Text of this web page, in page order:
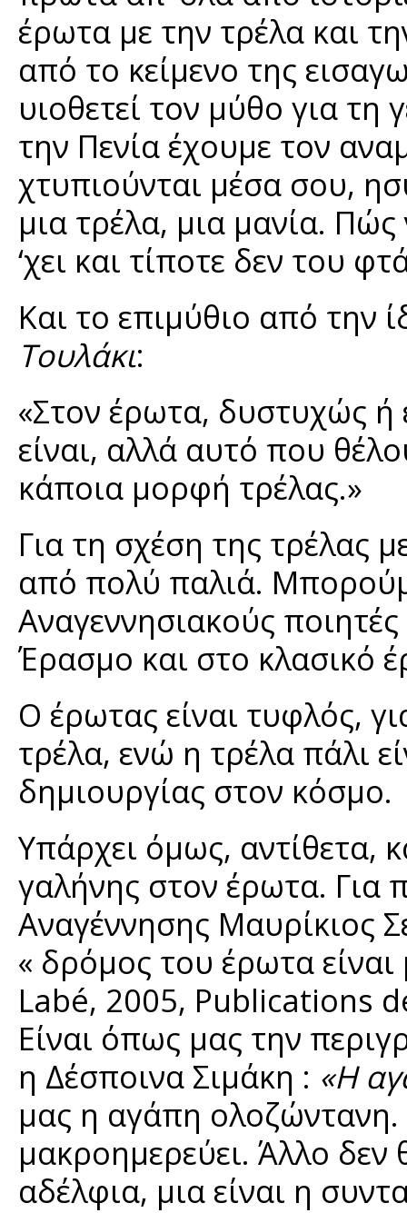
έρωτα με την τρέλα και
από το κείμενο της
υιοθετεί τον μύθο για
την Πενία έχουμε τον
χτυπιούνται μέσα σου,
μια τρέλα, μια μανία.
‘χει και τίποτε δεν του
Και το επιμύθιο από την
Τουλάκι:
«Στον έρωτα, δυστυχώς ή
είναι, αλλά αυτό που
κάποια μορφή τρέλας.»
Για τη σχέση της τρέλας
από πολύ παλιά.
Αναγεννησιακούς
Έρασμο και στο κλασικό
Ο έρωτας είναι τυφλός,
τρέλα, ενώ η τρέλα πάλι
δημιουργίας στον κόσμο.
Υπάρχει όμως, αντίθετα,
γαλήνης στον έρωτα. Για
Αναγέννησης Μαυρίκιος
« δρόμος του έρωτα
Labé, 2005, Publications
Είναι όπως μας την
η Δέσποινα Σιμάκη : «Η
μας η αγάπη ολοζώντανη.
μακροημερεύει. Άλλο
αδέλφια, μια είναι η